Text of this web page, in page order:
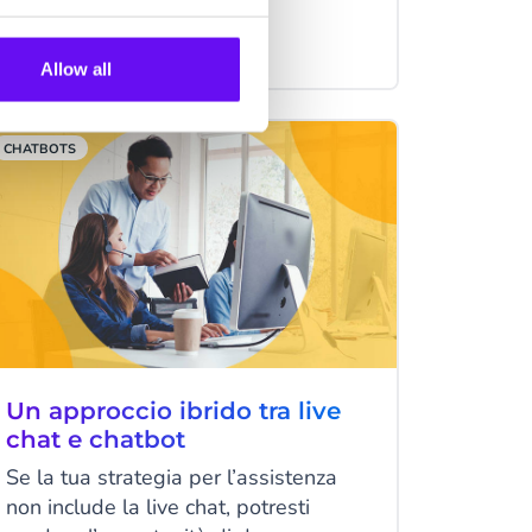
Allow all
canale di comunicazione virtuale per
aiutare ad ottimizzare le loro pratiche
di eCommerce e migliorare
l'esperienza complessiva offerta ai
loro clienti. Tuttavia, abbiamo anche
notato che uno o due dei nostri clienti
non sono sicuri se dovrebbero
sostituire i loro sistemi attuali per
7 minuti letti·Mar 15, 2023
CHATBOTS
Un approccio ibrido tra live
chat e chatbot
Se la tua strategia per l’assistenza
non include la live chat, potresti